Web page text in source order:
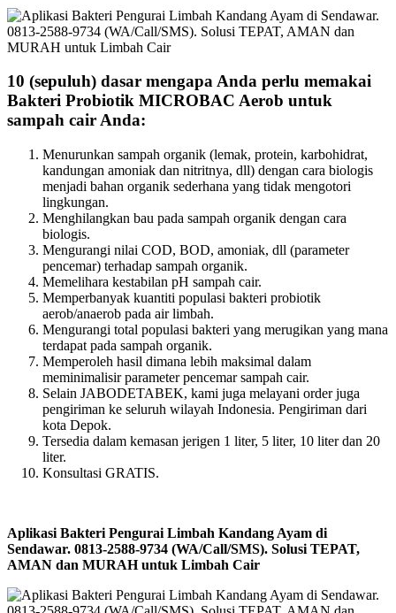
10 (sepuluh) dasar mengapa Anda perlu memakai
Bakteri Probiotik MICROBAC Aerob untuk
sampah cair Anda:
Menurunkan sampah organik (lemak, protein, karbohidrat,
kandungan amoniak dan nitritnya, dll) dengan cara biologis
menjadi bahan organik sederhana yang tidak mengotori
lingkungan.
Menghilangkan bau pada sampah organik dengan cara
biologis.
Mengurangi nilai COD, BOD, amoniak, dll (parameter
pencemar) terhadap sampah organik.
Memelihara kestabilan pH sampah cair.
Memperbanyak kuantiti populasi bakteri probiotik
aerob/anaerob pada air limbah.
Mengurangi total populasi bakteri yang merugikan yang mana
terdapat pada sampah organik.
Memperoleh hasil dimana lebih maksimal dalam
meminimalisir parameter pencemar sampah cair.
Selain JABODETABEK, kami juga melayani order juga
pengiriman ke seluruh wilayah Indonesia. Pengiriman dari
kota Depok.
Tersedia dalam kemasan jerigen 1 liter, 5 liter, 10 liter dan 20
liter.
Konsultasi GRATIS.
Aplikasi Bakteri Pengurai Limbah Kandang Ayam di
Sendawar. 0813-2588-9734 (WA/Call/SMS). Solusi TEPAT,
AMAN dan MURAH untuk Limbah Cair